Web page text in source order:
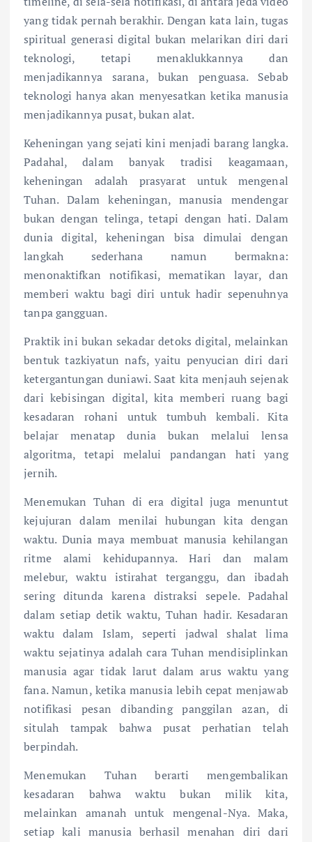
yang tidak pernah berakhir. Dengan kata lain, tugas
spiritual generasi digital bukan melarikan diri dari
teknologi, tetapi menaklukkannya dan
menjadikannya sarana, bukan penguasa. Sebab
teknologi hanya akan menyesatkan ketika manusia
menjadikannya pusat, bukan alat.
Keheningan yang sejati kini menjadi barang langka.
Padahal, dalam banyak tradisi keagamaan,
keheningan adalah prasyarat untuk mengenal
Tuhan. Dalam keheningan, manusia mendengar
bukan dengan telinga, tetapi dengan hati. Dalam
dunia digital, keheningan bisa dimulai dengan
langkah sederhana namun bermakna:
menonaktifkan notifikasi, mematikan layar, dan
memberi waktu bagi diri untuk hadir sepenuhnya
tanpa gangguan.
Praktik ini bukan sekadar detoks digital, melainkan
bentuk tazkiyatun nafs, yaitu penyucian diri dari
ketergantungan duniawi. Saat kita menjauh sejenak
dari kebisingan digital, kita memberi ruang bagi
kesadaran rohani untuk tumbuh kembali. Kita
belajar menatap dunia bukan melalui lensa
algoritma, tetapi melalui pandangan hati yang
jernih.
Menemukan Tuhan di era digital juga menuntut
kejujuran dalam menilai hubungan kita dengan
waktu. Dunia maya membuat manusia kehilangan
ritme alami kehidupannya. Hari dan malam
melebur, waktu istirahat terganggu, dan ibadah
sering ditunda karena distraksi sepele. Padahal
dalam setiap detik waktu, Tuhan hadir. Kesadaran
waktu dalam Islam, seperti jadwal shalat lima
waktu sejatinya adalah cara Tuhan mendisiplinkan
manusia agar tidak larut dalam arus waktu yang
fana. Namun, ketika manusia lebih cepat menjawab
notifikasi pesan dibanding panggilan azan, di
situlah tampak bahwa pusat perhatian telah
berpindah.
Menemukan Tuhan berarti mengembalikan
kesadaran bahwa waktu bukan milik kita,
melainkan amanah untuk mengenal-Nya. Maka,
setiap kali manusia berhasil menahan diri dari